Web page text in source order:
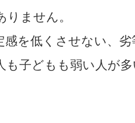
ません。
感を低くさせない、
も子どもも弱い人が